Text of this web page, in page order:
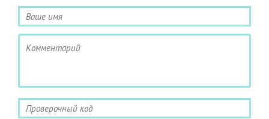
лимфома, саркома Капоши при СПИДе, рак надпочечников,
ретинобластома.